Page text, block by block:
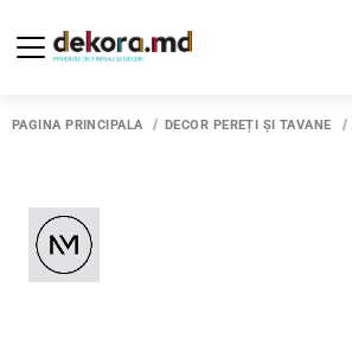
PAGINA PRINCIPALĂ DECOR PEREȚI ȘI TAVANE